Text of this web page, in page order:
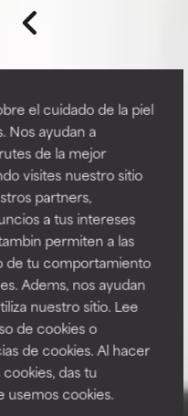
el cuidado de la piel
Nos ayudan a
de la mejor
visites nuestro sitio
partners,
a tus intereses
permiten a las
de tu comportamiento
Adems, nos ayudan
nuestro sitio. Lee
de cookies o
de cookies. Al hacer
das tu
usemos cookies.